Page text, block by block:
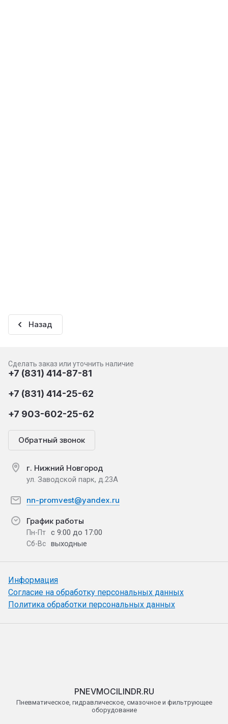
Назад
Сделать заказ или уточнить наличие
+7 (831) 414-87-81
+7 (831) 414-25-62
+7 903-602-25-62
Обратный звонок
г. Нижний Новгород
ул. Заводской парк, д.23А
nn-promvest@yandex.ru
График работы
Пн-Пт с 9:00 до 17:00
Сб-Вс выходные
Информация
Согласие на обработку персональных данных
Политика обработки персональных данных
PNEVMOCILINDR.RU
Пневматическое, гидравлическое, смазочное и фильтрующее
оборудование